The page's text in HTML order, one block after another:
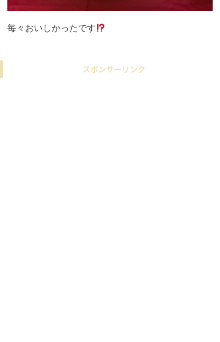
毎々おいしかったです
スポンサーリンク